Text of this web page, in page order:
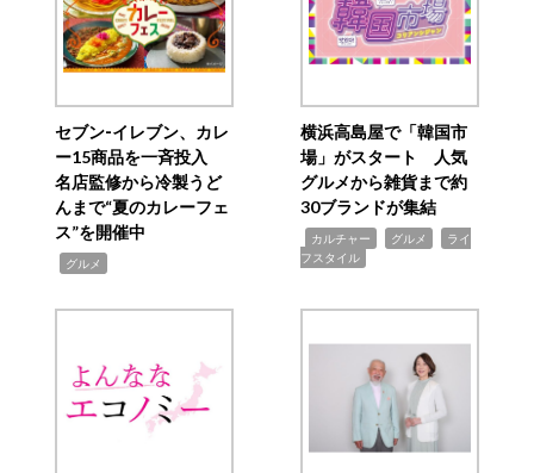
セブン‐イレブン、カレ
ー15商品を一斉投入
名店監修から冷製うど
んまで“夏のカレーフェ
ス”を開催中
グルメ
横浜高島屋で「韓国市
場」がスタート 人気
グルメから雑貨まで約
30ブランドが集結
カルチャー グルメ
ライ
フスタイル